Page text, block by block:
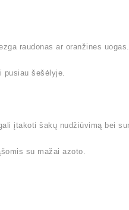
raudonas ar oranžines uogas.
pusiau šešėlyje.
įtakoti šakų nudžiūvimą bei
su mažai azoto.